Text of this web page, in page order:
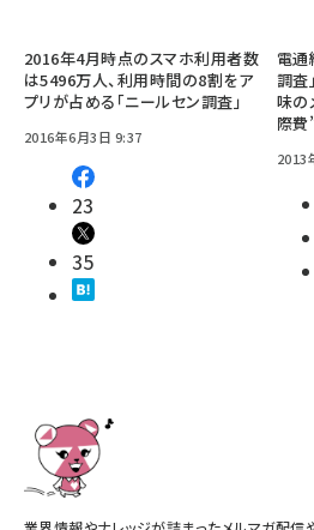
2016年4月時点のスマホ利用者数
は5496万人、利用時間の8割をア
プリが占める「ニールセン調査」
2016年6月3日 9:37
23
35
電通
調査
味の
際費
2013